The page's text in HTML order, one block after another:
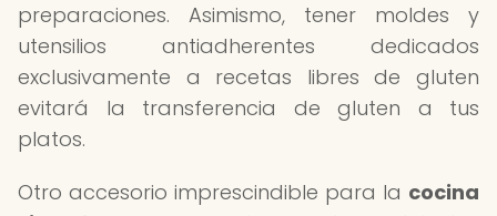
preparaciones. Asimismo, tener moldes y
utensilios antiadherentes dedicados
exclusivamente a recetas libres de gluten
evitará la transferencia de gluten a tus
platos.
Otro accesorio imprescindible para la cocina